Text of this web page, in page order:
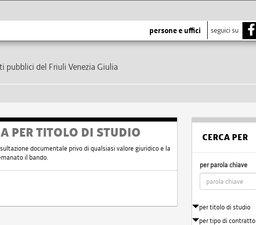
persone e uffici seguici su
pubblici del Friuli Venezia Giulia
PER TITOLO DI STUDIO
documentale privo di qualsiasi valore giuridico e la
il bando.
CERCA PER
per parola chiave
per titolo di studio
per tipo di contratto